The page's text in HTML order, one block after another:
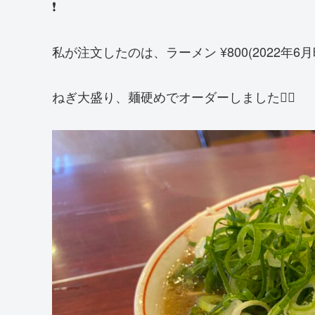
❗️
私が注文したのは、ラーメン ¥800(2022年6
ねぎ大盛り、麺硬めでオーダーしました☝🏻